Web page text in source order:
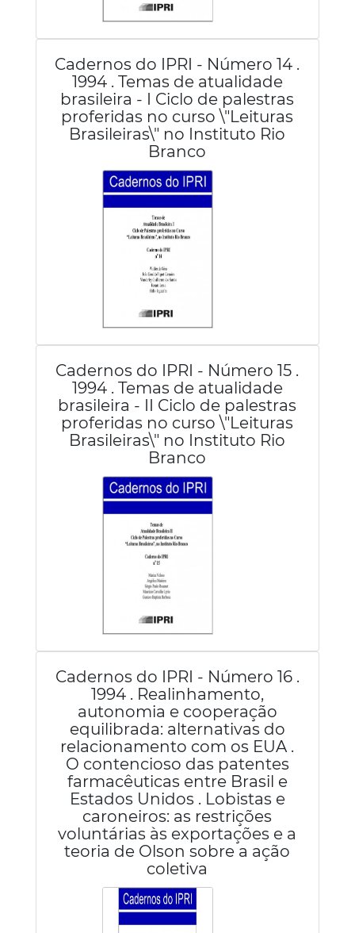
Cadernos do IPRI - Número 14 .
1994 . Temas de atualidade
brasileira - I Ciclo de palestras
proferidas no curso \"Leituras
Brasileiras\" no Instituto Rio
Branco
Cadernos do IPRI - Número 15 .
1994 . Temas de atualidade
brasileira - II Ciclo de palestras
proferidas no curso \"Leituras
Brasileiras\" no Instituto Rio
Branco
Cadernos do IPRI - Número 16 .
1994 . Realinhamento,
autonomia e cooperação
equilibrada: alternativas do
relacionamento com os EUA .
O contencioso das patentes
farmacêuticas entre Brasil e
Estados Unidos . Lobistas e
caroneiros: as restrições
voluntárias às exportações e a
teoria de Olson sobre a ação
coletiva